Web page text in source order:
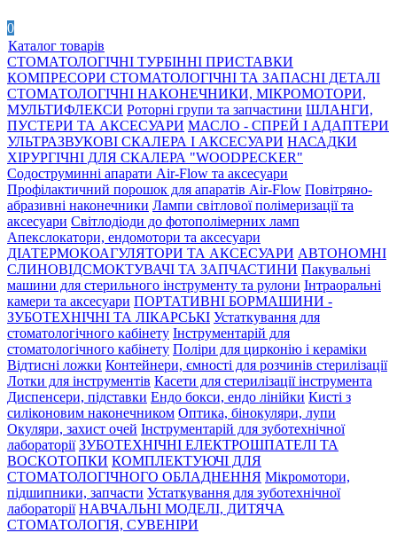
0
Каталог товарів
СТОМАТОЛОГІЧНІ ТУРБІННІ ПРИСТАВКИ
КОМПРЕСОРИ СТОМАТОЛОГІЧНІ ТА ЗАПАСНІ ДЕТАЛІ
СТОМАТОЛОГІЧНІ НАКОНЕЧНИКИ, МІКРОМОТОРИ,
МУЛЬТИФЛЕКСИ Роторні групи та запчастини ШЛАНГИ,
ПУСТЕРИ ТА АКСЕСУАРИ МАСЛО - СПРЕЙ І АДАПТЕРИ
УЛЬТРАЗВУКОВІ СКАЛЕРА І АКСЕСУАРИ НАСАДКИ
ХІРУРГІЧНІ ДЛЯ СКАЛЕРА "WOODPECKER"
Содоструминні апарати Air-Flow та аксесуари
Профілактичний порошок для апаратів Air-Flow Повітряно-
абразивні наконечники Лампи світлової полімеризації та
аксесуари Світлодіоди до фотополімерних ламп
Апекслокатори, ендомотори та аксесуари
ДІАТЕРМОКОАГУЛЯТОРИ ТА АКСЕСУАРИ АВТОНОМНІ
СЛИНОВІДСМОКТУВАЧІ ТА ЗАПЧАСТИНИ Пакувальні
машини для стерильного інструменту та рулони Інтраоральні
камери та аксесуари ПОРТАТИВНІ БОРМАШИНИ -
ЗУБОТЕХНІЧНІ ТА ЛІКАРСЬКІ Устаткування для
стоматологічного кабінету Інструментарій для
стоматологічного кабінету Поліри для цирконію і кераміки
Відтисні ложки Контейнери, ємності для розчинів стерилізації
Лотки для інструментів Касети для стерилізації інструмента
Диспенсери, підставки Ендо бокси, ендо лінійки Кисті з
силіконовим наконечником Оптика, бінокуляри, лупи
Окуляри, захист очей Інструментарій для зуботехнічної
лабораторії ЗУБОТЕХНІЧНІ ЕЛЕКТРОШПАТЕЛІ ТА
ВОСКОТОПКИ КОМПЛЕКТУЮЧІ ДЛЯ
СТОМАТОЛОГІЧНОГО ОБЛАДНЕННЯ Мікромотори,
підшипники, запчасти Устаткування для зуботехнічної
лабораторії НАВЧАЛЬНІ МОДЕЛІ, ДИТЯЧА
СТОМАТОЛОГІЯ, СУВЕНІРИ